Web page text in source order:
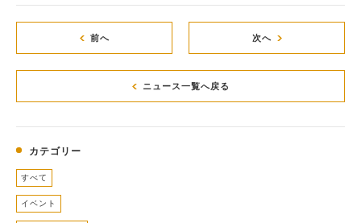
前へ 次へ
ニュース一覧へ戻る
カテゴリー
すべて
イベント